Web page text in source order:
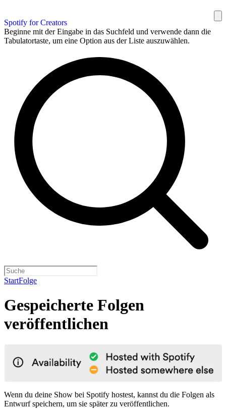
Spotify for Creators
Beginne mit der Eingabe in das Suchfeld und verwende dann die
Tabulatortaste, um eine Option aus der Liste auszuwählen.
StartFolge
Gespeicherte Folgen
veröffentlichen
Wenn du deine Show bei Spotify hostest, kannst du die Folgen als
Entwurf speichern, um sie später zu veröffentlichen.